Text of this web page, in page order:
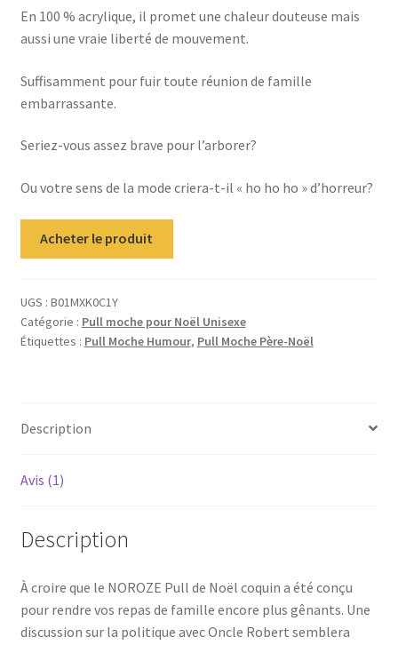
En 100 % acrylique, il promet une chaleur douteuse mais
aussi une vraie liberté de mouvement.
Suffisamment pour fuir toute réunion de famille
embarrassante.
Seriez-vous assez brave pour l’arborer?
Ou votre sens de la mode criera-t-il « ho ho ho » d’horreur?
Acheter le produit
UGS : B01MXK0C1Y
Catégorie : Pull moche pour Noël Unisexe
Étiquettes : Pull Moche Humour, Pull Moche Père-Noël
Description
Avis (1)
Description
À croire que le NOROZE Pull de Noël coquin a été conçu
pour rendre vos repas de famille encore plus gênants. Une
discussion sur la politique avec Oncle Robert semblera